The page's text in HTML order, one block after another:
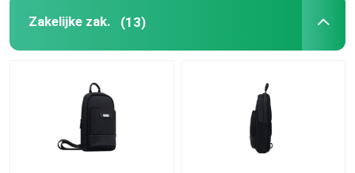
Ipad Hoes Cover
Zakelijke zak. (13)